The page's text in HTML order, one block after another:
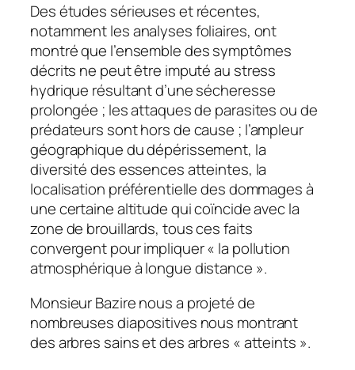
Des études sérieuses et récentes,
notamment les analyses foliaires, ont
montré que l’ensemble des symptômes
décrits ne peut être imputé au stress
hydrique résultant d’une sécheresse
prolongée ; les attaques de parasites ou de
prédateurs sont hors de cause ; l’ampleur
géographique du dépérissement, la
diversité des essences atteintes, la
localisation préférentielle des dommages à
une certaine altitude qui coïncide avec la
zone de brouillards, tous ces faits
convergent pour impliquer « la pollution
atmosphérique à longue distance ».
Monsieur Bazire nous a projeté de
nombreuses diapositives nous montrant
des arbres sains et des arbres « atteints ».